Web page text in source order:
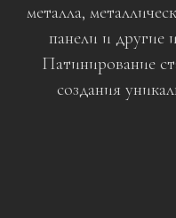
металла,
панели и другие
Патинирование
создания